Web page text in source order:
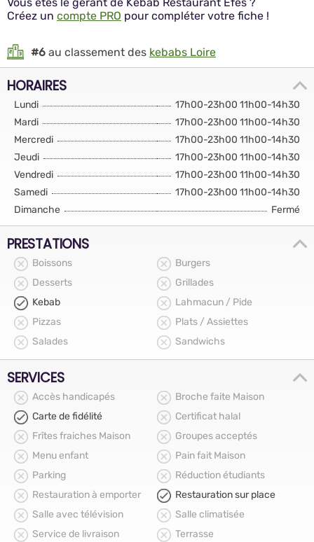
Créez un compte PRO pour compléter votre fiche !
#6 au classement des kebabs Loire
HORAIRES
Lundi
17h00-23h00 11h00-14h30
Mardi
17h00-23h00 11h00-14h30
Mercredi
17h00-23h00 11h00-14h30
Jeudi
17h00-23h00 11h00-14h30
Vendredi
17h00-23h00 11h00-14h30
Samedi
17h00-23h00 11h00-14h30
Dimanche
Fermé
PRESTATIONS
Boissons
Burgers
Desserts
Grillades
Kebab
Lahmacun / Pide
Pizzas
Plats / Assiettes
Salades
Sandwichs
SERVICES
Accès handicapés
Broche faite Maison
Carte de fidélité
Certificat halal
Frîtes fraiches Maison
Groupes acceptés
Menu enfant
Pain fait Maison
Parking
Réduction étudiants
Restauration à emporter
Restauration sur place
Salle avec télévision
Salle climatisée
Service de livraison
Terrasse